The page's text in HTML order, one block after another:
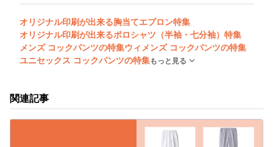
オリジナル印刷が出来る胸当てエプロン特集
オリジナル印刷が出来るポロシャツ（半袖・七分袖）特集
メンズ コックパンツの特集ウィメンズ コックパンツの特集
ユニセックス コックパンツの特集もっと見る
関連記事